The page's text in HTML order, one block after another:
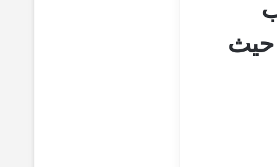
حيث